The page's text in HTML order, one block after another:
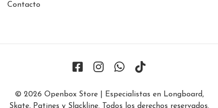
Contacto
© 2026 Openbox Store | Especialistas en Longboard,
Skate, Patines y Slackline. Todos los derechos reservados.